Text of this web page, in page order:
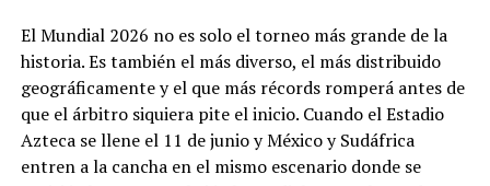
El Mundial 2026 no es solo el torneo más grande de la
historia. Es también el más diverso, el más distribuido
geográficamente y el que más récords romperá antes de
que el árbitro siquiera pite el inicio. Cuando el Estadio
Azteca se llene el 11 de junio y México y Sudáfrica
entren a la cancha en el mismo escenario donde se